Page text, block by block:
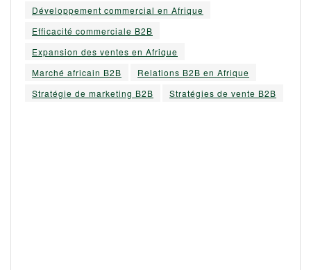
Développement commercial en Afrique
Efficacité commerciale B2B
Expansion des ventes en Afrique
Marché africain B2B
Relations B2B en Afrique
Stratégie de marketing B2B
Stratégies de vente B2B